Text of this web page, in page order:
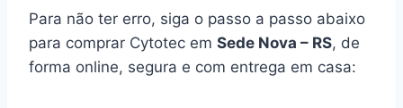
Para não ter erro, siga o passo a passo abaixo
para comprar Cytotec em Sede Nova – RS, de
forma online, segura e com entrega em casa: